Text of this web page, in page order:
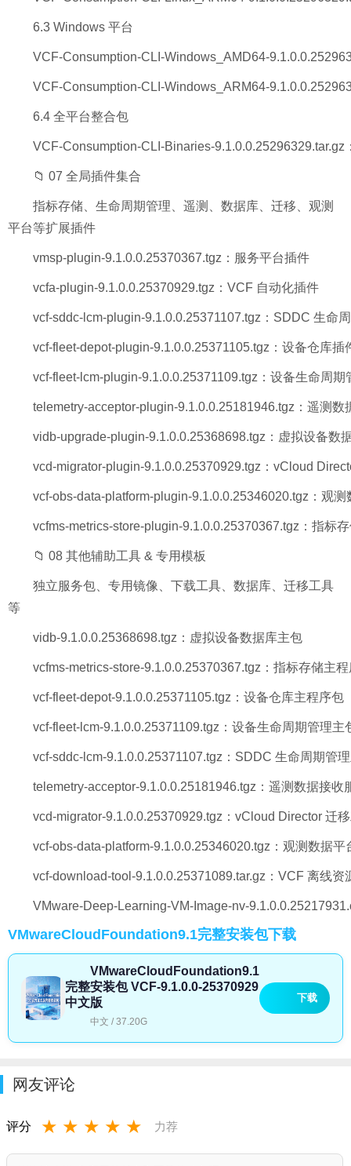
6.3 Windows 平台
VCF-Consumption-CLI-Windows_AMD64-
VCF-Consumption-CLI-Windows_ARM64-
6.4 全平台整合包
VCF-Consumption-CLI-Binaries-9.1.0.0.25296329.tar.gz
📁 07 全局插件集合
指标存储、生命周期管理、遥测、数据库、迁移、观测
平台等扩展插件
vmsp-plugin-9.1.0.0.25370367.tgz：服务平台插件
vcfa-plugin-9.1.0.0.25370929.tgz：VCF 自动化插件
vcf-sddc-lcm-plugin-9.1.0.0.25371107.tgz：SDDC 生命
vcf-fleet-depot-plugin-9.1.0.0.25371105.tgz：设备仓库插
vcf-fleet-lcm-plugin-9.1.0.0.25371109.tgz：设备生命周期
telemetry-acceptor-plugin-9.1.0.0.25181946.tgz：遥测数
vidb-upgrade-plugin-9.1.0.0.25368698.tgz：虚拟设备数
vcd-migrator-plugin-9.1.0.0.25370929.tgz：vCloud
vcf-obs-data-platform-plugin-9.1.0.0.25346020.tgz：观测
vcfms-metrics-store-plugin-9.1.0.0.25370367.tgz：指标
📁 08 其他辅助工具 & 专用模板
独立服务包、专用镜像、下载工具、数据库、迁移工具
等
vidb-9.1.0.0.25368698.tgz：虚拟设备数据库主包
vcfms-metrics-store-9.1.0.0.25370367.tgz：指标存储主
vcf-fleet-depot-9.1.0.0.25371105.tgz：设备仓库主程序包
vcf-fleet-lcm-9.1.0.0.25371109.tgz：设备生命周期管理主
vcf-sddc-lcm-9.1.0.0.25371107.tgz：SDDC 生命周期管
telemetry-acceptor-9.1.0.0.25181946.tgz：遥测数据接收
vcd-migrator-9.1.0.0.25370929.tgz：vCloud Director 迁
vcf-obs-data-platform-9.1.0.0.25346020.tgz：观测数据平
vcf-download-tool-9.1.0.0.25371089.tar.gz：VCF 离线资
VMware-Deep-Learning-VM-Image-nv-
VMwareCloudFoundation9.1完整安装包下载
VMwareCloudFoundation9.1
完整安装包 VCF-9.1.0.0-25370929
中文版
中文 / 37.20G
下载
网友评论
评分 ★ ★ ★ ★ ★ 力荐